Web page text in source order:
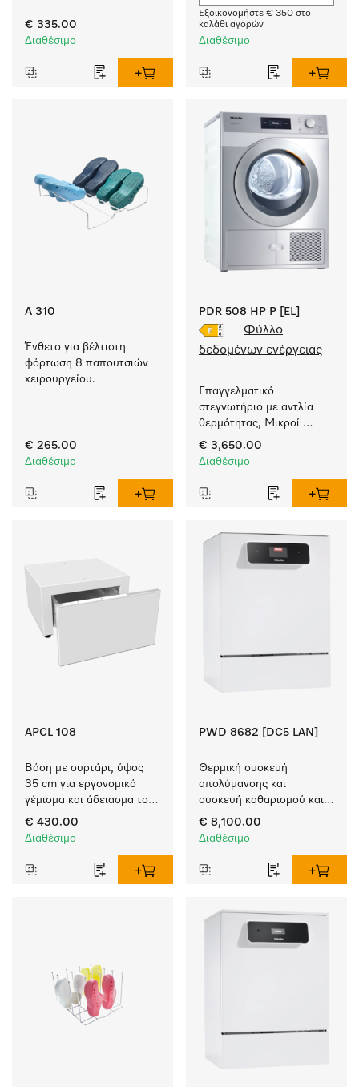
€ 335.00
Διαθέσιμο
και σύντομη διάρκεια.
Μέγεθος φορτίου 8 kg.
Εξοικονομήστε € 350 στο
καλάθι αγορών
Διαθέσιμο
A 310
Ένθετο για βέλτιστη
φόρτωση 8 παπουτσιών
χειρουργείου.
€ 265.00
Διαθέσιμο
PDR 508 HP P [EL]
Φύλλο
δεδομένων ενέργειας
Επαγγελματικό
στεγνωτήριο με αντλία
θερμότητας, Μικροί
Γίγαντες πολύ χαμηλή
κατανάλωση ενέργειας
Μέγεθος φορτίου 8 kg.
€ 3,650.00
Διαθέσιμο
APCL 108
Βάση με συρτάρι, ύψος
35 cm για εργονομικό
γέμισμα και άδειασμα του
πλυντηρίου ρούχων και
του στεγνωτηρίου.
€ 430.00
Διαθέσιμο
PWD 8682 [DC5 LAN]
Θερμική συσκευή
απολύμανσης και
συσκευή καθαρισμού και
απολύμανσης με σύνδεση
απιονισμένου νερού,
λειτουργία EcoDry.
€ 8,100.00
Διαθέσιμο